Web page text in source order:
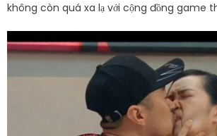
không còn quá xa lạ với cộng đồng game